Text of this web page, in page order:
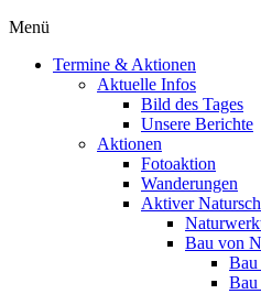
Menü
Termine & Aktionen
Aktuelle Infos
Bild des Tages
Unsere Berichte
Aktionen
Fotoaktion
Wanderungen
Aktiver
Bau von
Bau